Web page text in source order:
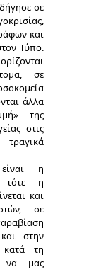
σε
και
Τύπο.
σε
άλλα
της
στις
η
τότε η
και
σε
στην
κατά τη
να μας